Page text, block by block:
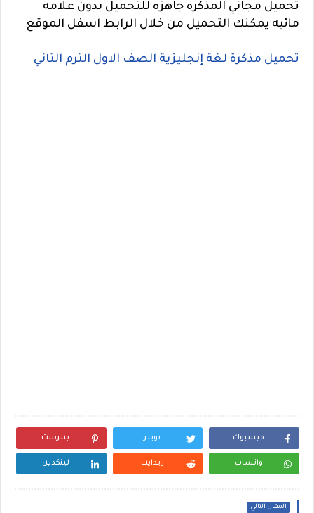
تحميل مجاني المذكره جاهزه للتحميل بدون علامه
مائيه يمكنك التحميل من خلال الرابط اسفل الموقع
تحميل مذكرة لغة إنجليزية الصف الاول الترم الثاني
فيسبوك تويتر بنترست
واتساب ريدايت لينكدين
المقال التالي